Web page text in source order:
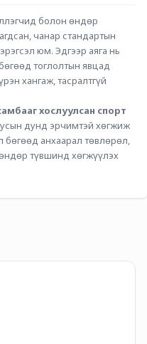
болон өндөр
чанар стандартын
юм. Эдгээр аяга нь
тоглолтын явцад
хангаж, тасралтгүй
хослуулсан спорт
дунд эрчимтэй хөгжиж
бөгөөд анхаарал төвлөрөл,
түвшинд хөгжүүлэх